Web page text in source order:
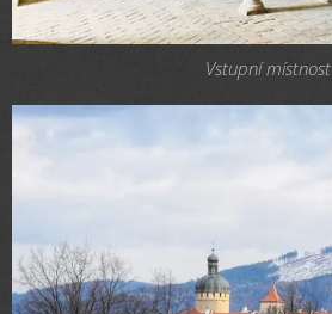
Vstupní místnost